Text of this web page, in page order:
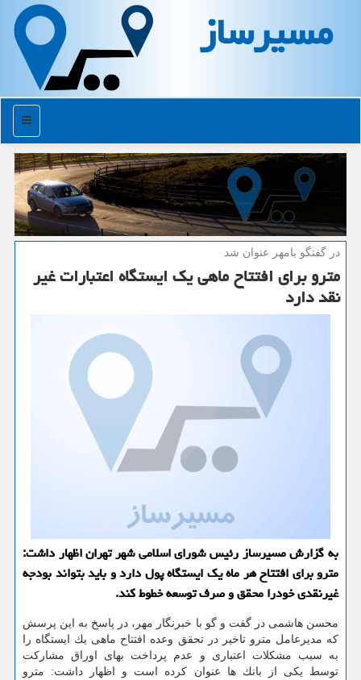
مسیرساز
منو
در گفتگو بامهر عنوان شد
مترو برای افتتاح ماهی یك ایستگاه اعتبارات غیر
نقد دارد
به گزارش مسیرساز رئیس شورای اسلامی شهر تهران اظهار داشت:
مترو برای افتتاح هر ماه یك ایستگاه پول دارد و باید بتواند بودجه
غیرنقدی خودرا محقق و صرف توسعه خطوط كند.
محسن هاشمی در گفت و گو با خبرنگار مهر، در پاسخ به این پرسش
كه مدیرعامل مترو تاخیر در تحقق وعده افتتاح ماهی یك ایستگاه را
به سبب مشكلات اعتباری و عدم پرداخت بهای اوراق مشاركت
توسط یكی از بانك ها عنوان كرده است و اظهار داشت: مترو